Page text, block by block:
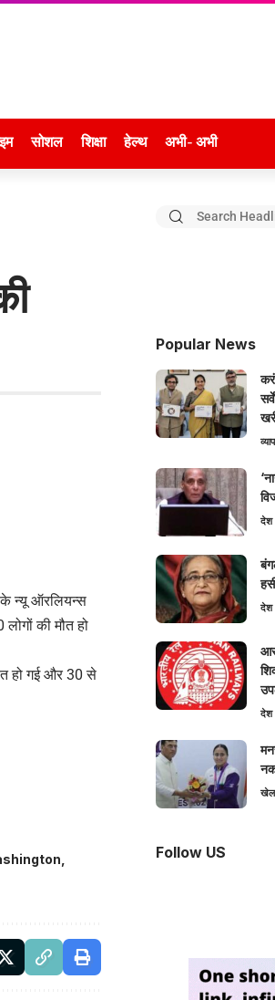
सोशल शिक्षा हेल्थ अभी- अभी
के न्यू ऑरलियन्स
की मौत हो
हो गई और 30 से
Popular News
देश
देश
देश
खेल
Follow US